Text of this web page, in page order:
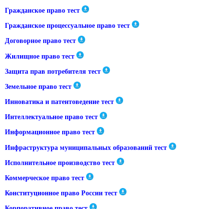
Гражданское право тест
Гражданское процессуальное право тест
Договорное право тест
Жилищное право тест
Защита прав потребителя тест
Земельное право тест
Инноватика и патентоведение тест
Интеллектуальное право тест
Информационное право тест
Инфраструктура муниципальных образований тест
Исполнительное производство тест
Коммерческое право тест
Конституционное право России тест